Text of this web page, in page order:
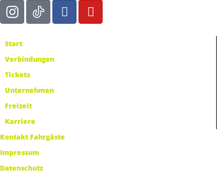
Start
Verbindungen
Tickets
Unternehmen
Freizeit
Karriere
Kontakt Fahrgäste
Impressum
Datenschutz